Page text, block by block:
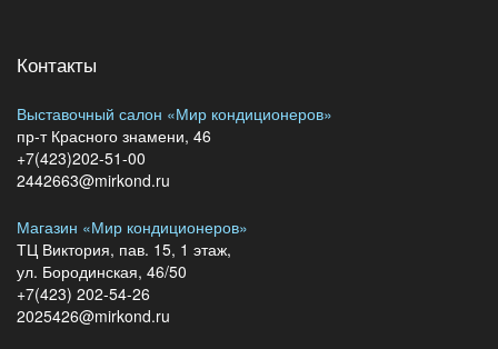
Контакты
Выставочный салон «Мир кондиционеров»
пр-т Красного знамени, 46
+7(423)202-51-00
2442663@mirkond.ru
Магазин «Мир кондиционеров»
ТЦ Виктория, пав. 15, 1 этаж,
ул. Бородинская, 46/50
+7(423) 202-54-26
2025426@mirkond.ru